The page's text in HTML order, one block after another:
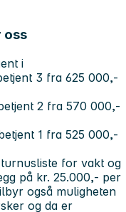
oss
i
3 fra 625 000,-
2 fra 570 000,-
1 fra 525 000,-
for vakt og
på kr. 25.000,- per
også muligheten
og da er